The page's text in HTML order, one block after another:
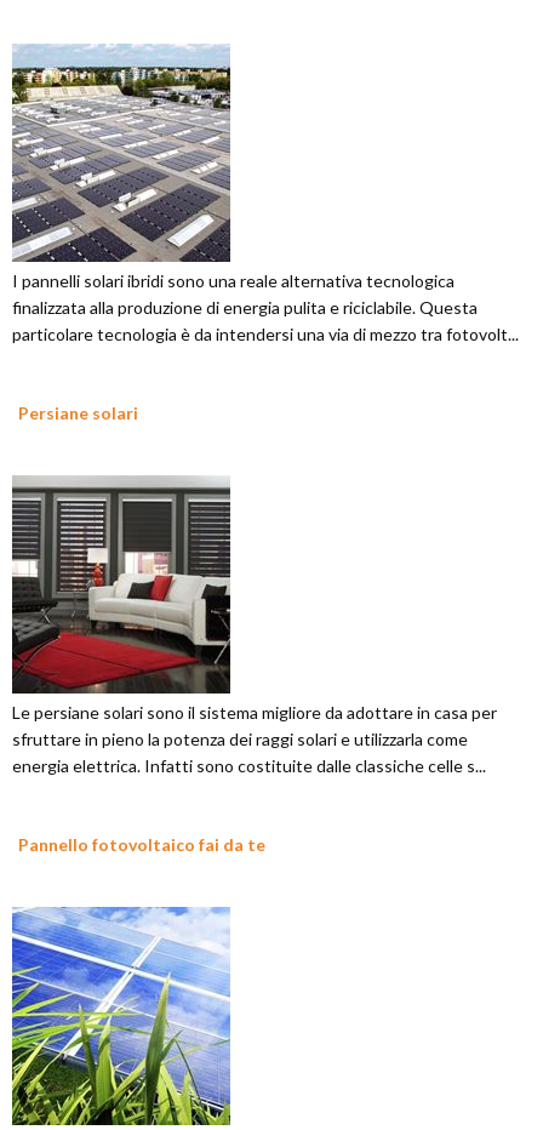
I pannelli solari ibridi sono una reale alternativa tecnologica
finalizzata alla produzione di energia pulita e riciclabile. Questa
particolare tecnologia è da intendersi una via di mezzo tra fotovolt...
Persiane solari
Le persiane solari sono il sistema migliore da adottare in casa per
sfruttare in pieno la potenza dei raggi solari e utilizzarla come
energia elettrica. Infatti sono costituite dalle classiche celle s...
Pannello fotovoltaico fai da te